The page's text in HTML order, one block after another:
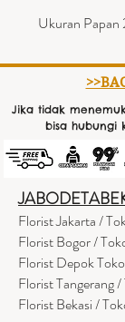
Ukuran Papan
Jika tidak
bisa hubungi
Florist Jakarta /
Florist Bogor /
Florist Depok
Florist Tangerang
Florist Bekasi /